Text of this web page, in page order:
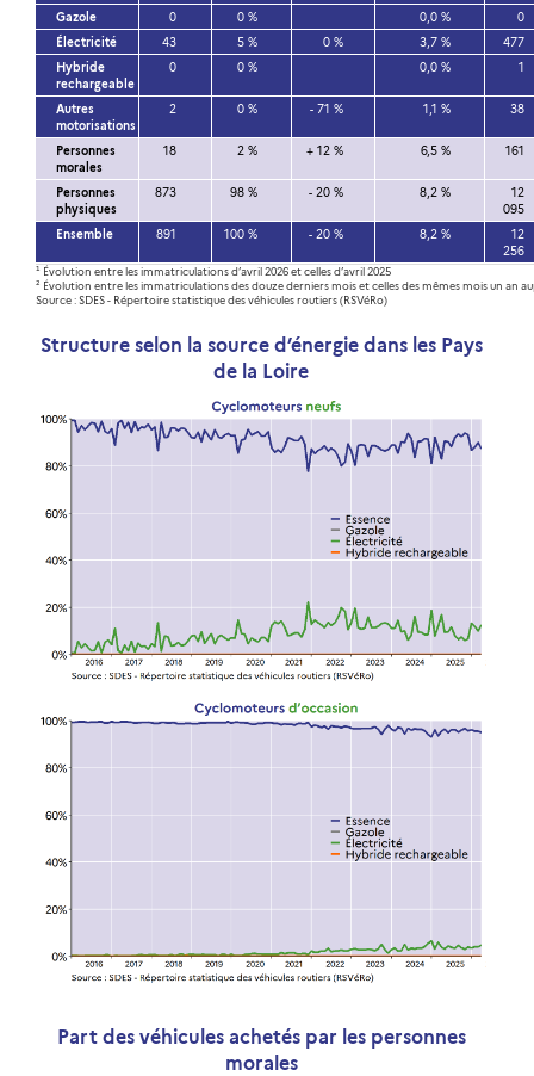
Gazole 0 0 % 0,0 %
0
Électricité
43 5 % 0 % 3,7 %
477
Hybride
rechargeable
0 0 % 0,0 % 1
Autres
motorisations
2 0 % - 71 % 1,1 % 38
Personnes
morales
18 2 % + 12 % 6,5 % 161
Personnes
physiques
873 98 % - 20 % 8,2 %
12
095
Ensemble
891 100 % - 20 % 8,2 %
12
256
¹ Évolution entre les immatriculations d’avril 2026 et celles d’avril 2025
² Évolution entre les immatriculations des douze derniers mois et celles des mêmes mois un an
Source : SDES - Répertoire statistique des véhicules routiers (RSVéRo)
Structure selon la source d’énergie dans les Pays
de la Loire
Part des véhicules achetés par les personnes
morales